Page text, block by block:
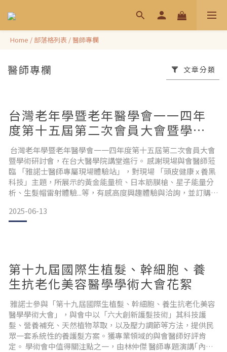
Home / 部落格列表 /醫師專欄
醫師專欄 文章分類
台灣老年學暨老年醫學會一一四年
度第十五屆第二次會員大會暨學術
研討會花絮
台灣老年學暨老年醫學會一一四年度第十五屆第二次會員大會
暨學術研討會，在台大醫學院講堂進行。 感謝現場與會醫師蒞
臨 「雅諾士醫師專屬現場體驗站」，對現場 「頭皮健康 x 養黑
科技」主題，所展示的黃金能量梳、日本筋膜槍、星子能量分
析、生髮帽雷射體驗...等，有感高度興趣體驗與洽詢，並訂購黑
等。 https://youtu.be/RYxPQNAEq5Q
2025-06-13
第十九屆國際生植髮、幹細胞、養
生抗老化美容醫學學術大會花絮
雅諾士參與「第十九屆國際生植髮、幹細胞、養生抗老化美容
醫學學術大會」，與會中以「六大創新護髮技術」其科技護
髮、營養補充、天然植物萃取，以及壓力調節等方法，提供民
眾一套系統性的養護髮方案。獲專業領域的與會醫師好評肯
定。 學術會中值得關注點之一，由林仲傑 醫師專題演講｢內科